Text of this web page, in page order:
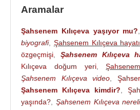
parçalarını seslendirdi.
Kino Komedisi, diğeri ise
Özbekistan’da dans
Şahsenem’in 60 tane dans
Özbek halk müziğini
koreografilerle dans
öğrencilerine bir çok konserlerde
Aramalar
Şahsenem Kılıçeva yaşıyor mu?
biyografi, Şahsenem Kılıçeva hayatı
özgeçmişi
Şahsenem Kılıçeva
Kılıçeva doğum yeri,
Şahsenem Kılıçeva video
Şahsenem Kılıçeva kimdir?
yaşında?
Şahsenem Kılıçeva nereli